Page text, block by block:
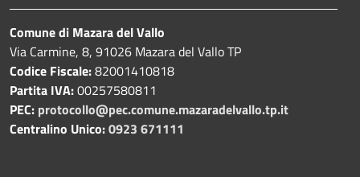
Comune di Mazara del Vallo
Via Carmine, 8, 91026 Mazara del Vallo TP
Codice Fiscale:82001410818
Partita IVA:00257580811
PEC: protocollo@pec.comune.mazaradelvallo.tp.it
Centralino Unico:0923 671111